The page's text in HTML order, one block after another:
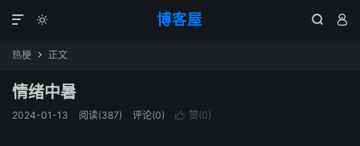
博客屋
  

热梗  正文
情绪中暑
2024-01-13 阅读(387) 评论(0)  赞(0)